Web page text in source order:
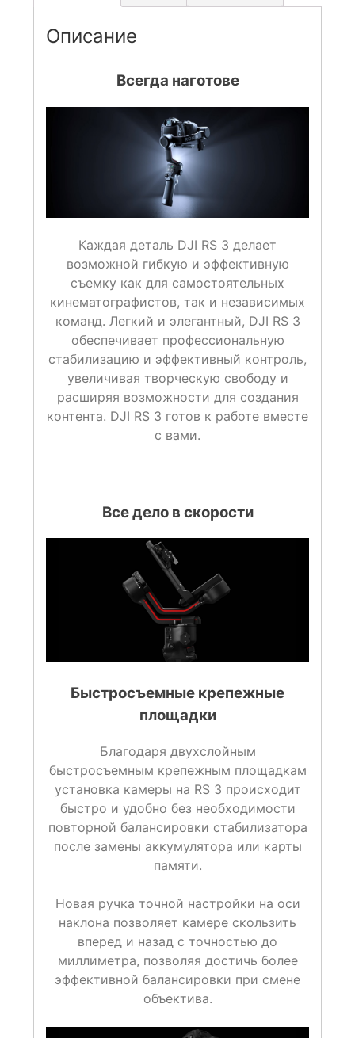
Описание
Всегда наготове
Каждая деталь DJI RS 3 делает
возможной гибкую и эффективную
съемку как для самостоятельных
кинематографистов, так и независимых
команд. Легкий и элегантный, DJI RS 3
обеспечивает профессиональную
стабилизацию и эффективный контроль,
увеличивая творческую свободу и
расширяя возможности для создания
контента. DJI RS 3 готов к работе вместе
с вами.
Все дело в скорости
Быстросъемные крепежные
площадки
Благодаря двухслойным
быстросъемным крепежным площадкам
установка камеры на RS 3 происходит
быстро и удобно без необходимости
повторной балансировки стабилизатора
после замены аккумулятора или карты
памяти.
Новая ручка точной настройки на оси
наклона позволяет камере скользить
вперед и назад с точностью до
миллиметра, позволяя достичь более
эффективной балансировки при смене
объектива.